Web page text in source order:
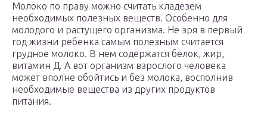
Молоко по праву можно считать кладезем
необходимых полезных веществ. Особенно для
молодого и растущего организма. Не зря в первый
год жизни ребенка самым полезным считается
грудное молоко. В нем содержатся белок, жир,
витамин Д. А вот организм взрослого человека
может вполне обойтись и без молока, восполнив
необходимые вещества из других продуктов
питания.